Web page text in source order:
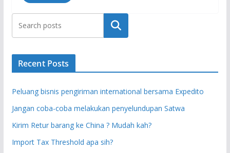
Search
Recent Posts
Peluang bisnis pengiriman international bersama Expedito
Jangan coba-coba melakukan penyelundupan Satwa
Kirim Retur barang ke China ? Mudah kah?
Import Tax Threshold apa sih?